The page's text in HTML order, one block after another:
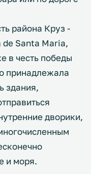
района Круз -
Santa Maria,
в честь победы
принадлежала
здания,
дворики,
и моря.